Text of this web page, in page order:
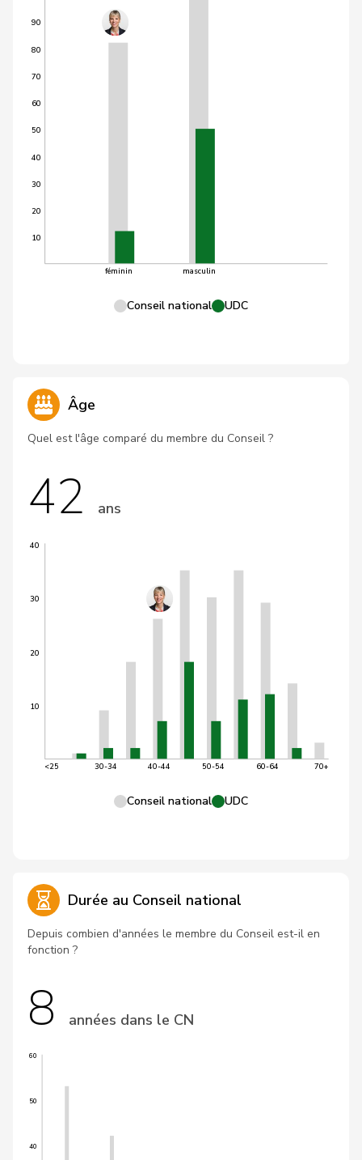
10
20
30
40
50
60
70
80
90
féminin masculin
Conseil national UDC
Âge
Quel est l'âge comparé du membre du Conseil ?
42 ans
10
20
30
40
<25 30-34 40-44 50-54 60-64 70+
Conseil national UDC
Durée au Conseil national
Depuis combien d'années le membre du Conseil est-il en
fonction ?
8 années dans le CN
40
50
60